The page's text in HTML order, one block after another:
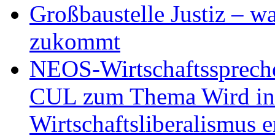
Großbaustelle Justiz –
zukommt
NEOS-
CUL zum Thema Wird
Wirtschaftsliberalismus